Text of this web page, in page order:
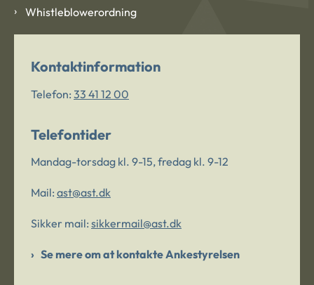
Whistleblowerordning
Kontaktinformation
Telefon: 33 41 12 00
Telefontider
Mandag-torsdag kl. 9-15, fredag kl. 9-12
Mail: ast@ast.dk
Sikker mail: sikkermail@ast.dk
Se mere om at kontakte Ankestyrelsen